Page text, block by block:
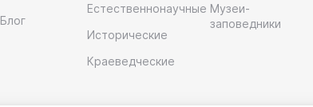
Блог
Естественнонаучные
Исторические
Краеведческие
Музеи-
заповедники